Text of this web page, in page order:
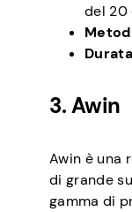
del 20
3. Awin
Awin è una
di grande
gamma di